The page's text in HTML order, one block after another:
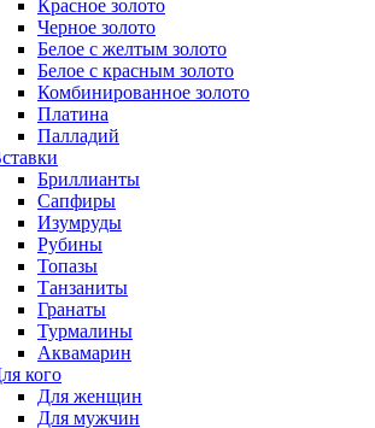
Красное золото
Черное золото
Белое с желтым золото
Белое с красным золото
Комбинированное золото
Платина
Палладий
Бриллианты
Сапфиры
Изумруды
Рубины
Топазы
Танзаниты
Гранаты
Турмалины
Аквамарин
кого
Для женщин
Для мужчин